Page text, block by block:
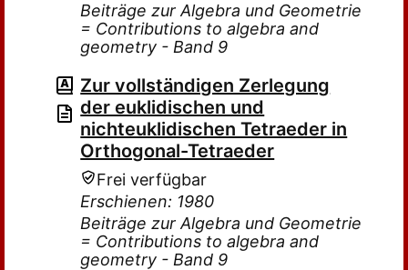
Beiträge zur Algebra und Geometrie
= Contributions to algebra and
geometry - Band 9
Zur vollständigen Zerlegung
der euklidischen und
nichteuklidischen Tetraeder in
Orthogonal-Tetraeder
Frei verfügbar
Erschienen: 1980
Beiträge zur Algebra und Geometrie
= Contributions to algebra and
geometry - Band 9